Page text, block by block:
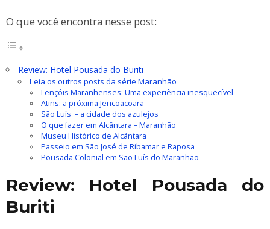
O que você encontra nesse post:
Review: Hotel Pousada do Buriti
Leia os outros posts da série Maranhão
Lençóis Maranhenses: Uma experiência inesquecível
Atins: a próxima Jericoacoara
São Luís – a cidade dos azulejos
O que fazer em Alcântara – Maranhão
Museu Histórico de Alcântara
Passeio em São José de Ribamar e Raposa
Pousada Colonial em São Luís do Maranhão
Review: Hotel Pousada do
Buriti